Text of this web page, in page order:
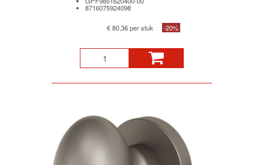
8716075924098
€ 80,36 per stuk -20%